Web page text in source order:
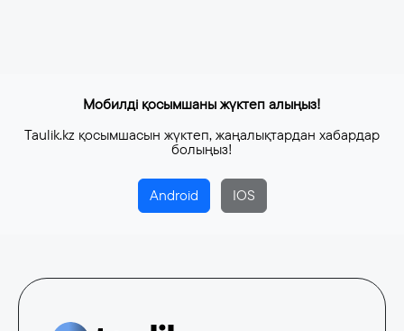
Мобилді қосымшаны жүктеп алыңыз!
Taulik.kz қосымшасын жүктеп, жаңалықтардан хабардар
болыңыз!
Android IOS